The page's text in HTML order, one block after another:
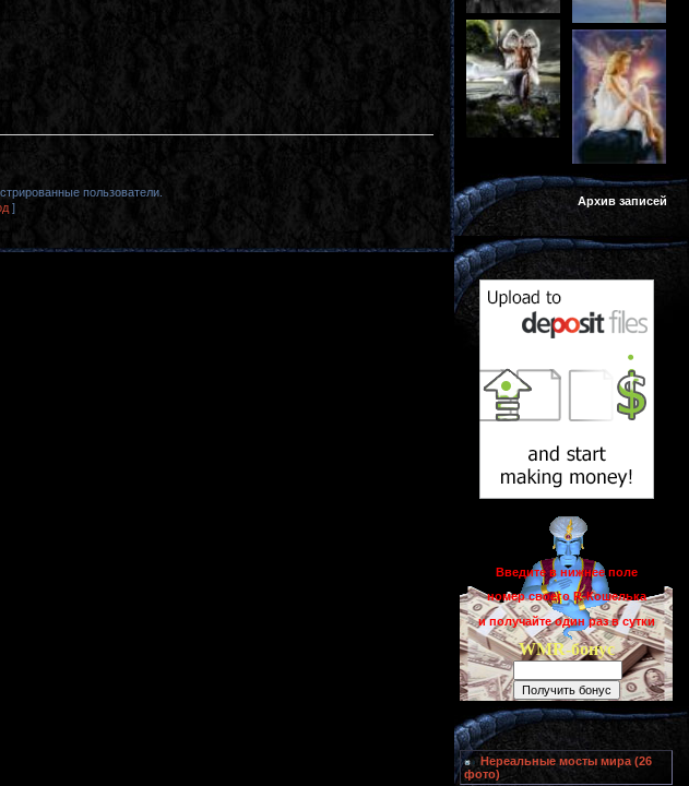
пользователи.
] Архив записей
Введите в нижнее поле
номер своего R-Кошелька
и получайте один раз в сутки
WMR-бонус
Нереальные мосты мира (26
фото)